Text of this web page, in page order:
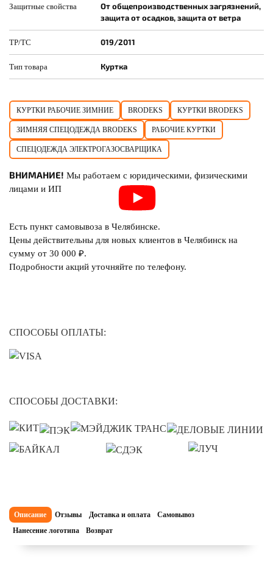
Защитные свойства
От общепроизводственных загрязнений,
защита от осадков, защита от ветра
ТР/ТС 019/2011
Тип товара Куртка
КУРТКИ РАБОЧИЕ ЗИМНИЕ BRODEKS КУРТКИ BRODEKS
ЗИМНЯЯ СПЕЦОДЕЖДА BRODEKS РАБОЧИЕ КУРТКИ
СПЕЦОДЕЖДА ЭЛЕКТРОГАЗОСВАРЩИКА
ВНИМАНИЕ! Мы работаем с юридическими, физическими
лицами и ИП
Есть пункт самовывоза в Челябинске.
Цены действительны для новых клиентов в Челябинск на
сумму от 30 000 ₽.
Подробности акций уточняйте по телефону.
СПОСОБЫ ОПЛАТЫ:
СПОСОБЫ ДОСТАВКИ:
Описание Отзывы Доставка и оплата
Самовывоз
Нанесение логотипа
Возврат